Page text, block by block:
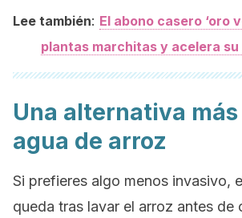
Lee también: El abono casero ‘oro
plantas marchitas y acelera
Una alternativa
agua de arroz
Si prefieres algo menos invasivo,
queda tras lavar el arroz antes de